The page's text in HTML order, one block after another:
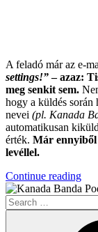
A feladó már az e-
settings!”– azaz:
meg senkit sem.
hogy a küldés során
nevei (pl. Kanada
automatikusan
érték. Már ennyiből
levéllel.
Continue reading“Az
Év
Search
for: